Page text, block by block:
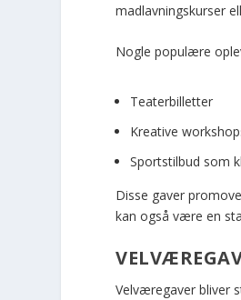
madlavningskurser
Nogle populære
Teaterbilletter
Kreative
Sportstilbud som
Disse gaver
kan også være en
Velværegaver bliver